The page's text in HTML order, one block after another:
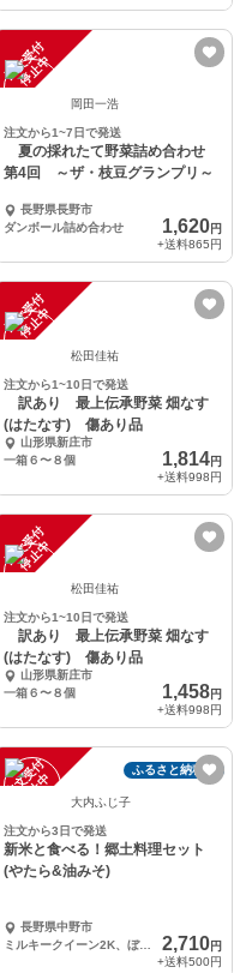
注
文
受
付
停
止
中
岡田一浩
注文から1~7日で発送
夏の採れたて野菜詰め合わせ
第4回 ～ザ・枝豆グランプリ～
長野県長野市
ダンボール詰め合わせ
1,620円
+送料865円
注
文
受
付
停
止
中
松田佳祐
注文から1~10日で発送
訳あり 最上伝承野菜 畑なす
(はたなす) 傷あり品
山形県新庄市
一箱６〜８個
1,814円
+送料998円
注
文
受
付
停
止
中
松田佳祐
注文から1~10日で発送
訳あり 最上伝承野菜 畑なす
(はたなす) 傷あり品
山形県新庄市
一箱６〜８個
1,458円
+送料998円
注
文
受
付
停
止
中
ふるさと納税可
大内ふじ子
注文から3日で発送
新米と食べる！郷土料理セット
(やたら&油みそ)
長野県中野市
ミルキークイーン2K、ぼたんこしょう5個、丸なす3個、大根の味噌漬け200g
2,710円
+送料500円